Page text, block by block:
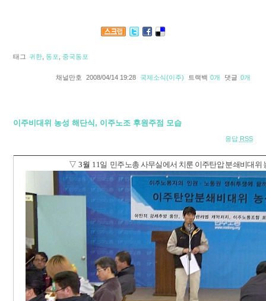
태그 귀한 동포 ,중국동포
채널만호 2008/04/14 19:28 국제소식(이주) 트랙백 0개 댓글 0개
이주비대위 농성 해단식, 이주노조 후원주점 모습
응답 RSS
▽ 3월 11일 민주노총 사무실에서 치룬 이주탄압분쇄비대위